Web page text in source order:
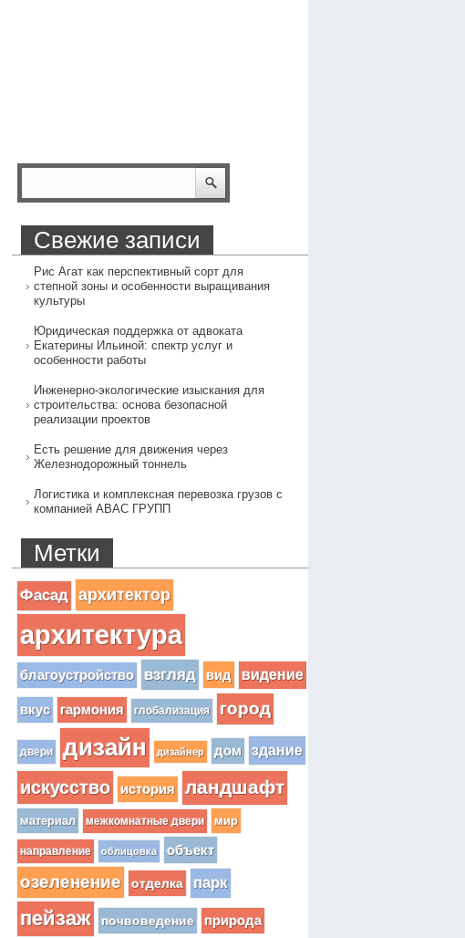
Свежие записи
Рис Агат как перспективный сорт для
степной зоны и особенности выращивания
культуры
Юридическая поддержка от адвоката
Екатерины Ильиной: спектр услуг и
особенности работы
Инженерно-экологические изыскания для
строительства: основа безопасной
реализации проектов
Есть решение для движения через
Железнодорожный тоннель
Логистика и комплексная перевозка грузов с
компанией АВАС ГРУПП
Метки
Фасад архитектор
архитектура
благоустройство взгляд вид видение
вкус гармония глобализация город
двери дизайн дизайнер дом здание
искусство история ландшафт
материал межкомнатные двери мир
направление облицовка объект
озеленение отделка парк
пейзаж почвоведение природа